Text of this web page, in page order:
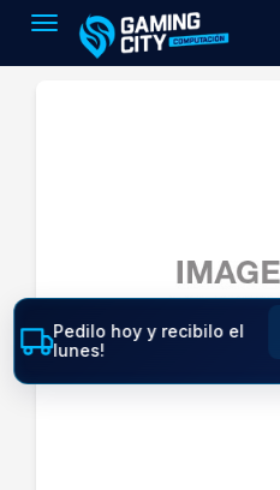
Toggle navigation
Pedilo hoy y recibilo el
lunes!